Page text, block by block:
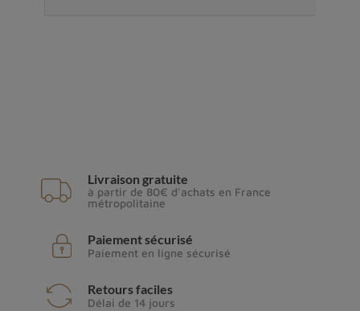
Livraison gratuite
à partir de 80€ d'achats en France
métropolitaine
Paiement sécurisé
Paiement en ligne sécurisé
Retours faciles
Délai de 14 jours